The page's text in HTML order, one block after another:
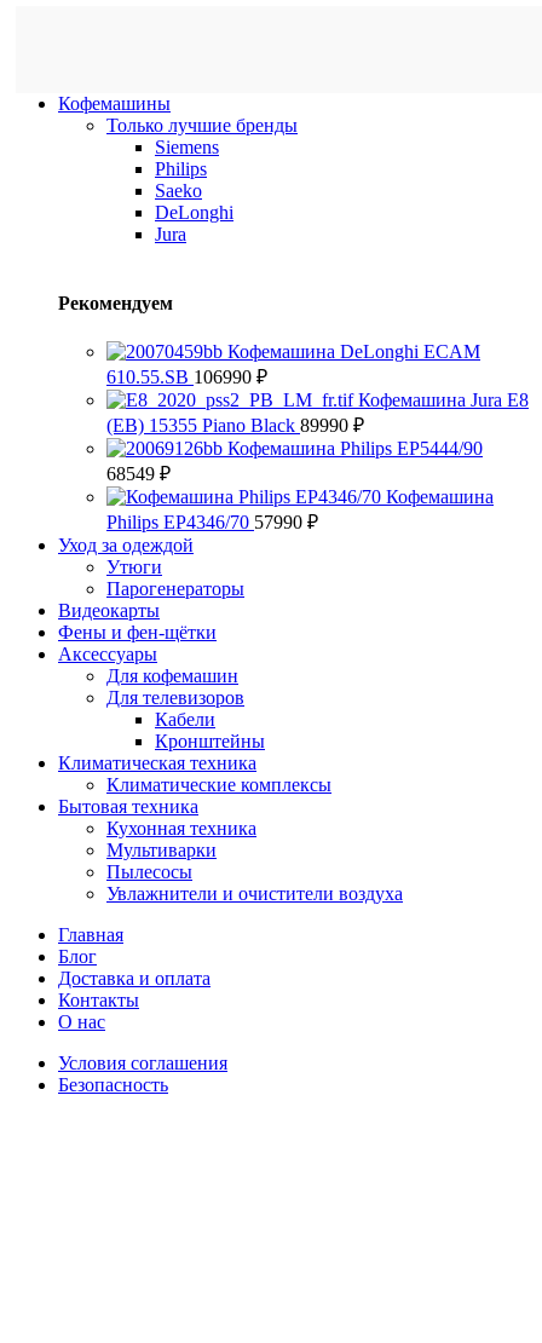
Кофемашины
Только лучшие бренды
Siemens
Philips
Saeko
DeLonghi
Jura
Рекомендуем
Кофемашина DeLonghi ECAM
610.55.SB 106990 ₽
Кофемашина Jura E8
(EB) 15355 Piano Black 89990 ₽
Кофемашина Philips EP5444/90
68549 ₽
Кофемашина
Philips EP4346/70 57990 ₽
Уход за одеждой
Утюги
Парогенераторы
Видеокарты
Фены и фен-щётки
Аксессуары
Для кофемашин
Для телевизоров
Кабели
Кронштейны
Климатическая техника
Климатические комплексы
Бытовая техника
Кухонная техника
Мультиварки
Пылесосы
Увлажнители и очистители воздуха
Главная
Блог
Доставка и оплата
Контакты
О нас
Условия соглашения
Безопасность